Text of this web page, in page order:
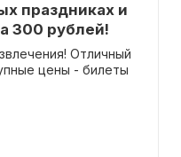
праздниках и
300 рублей!
Отличный
цены - билеты